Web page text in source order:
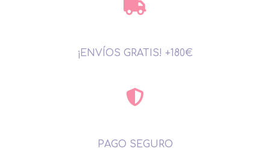
¡ENVÍOS GRATIS! +180€
PAGO SEGURO